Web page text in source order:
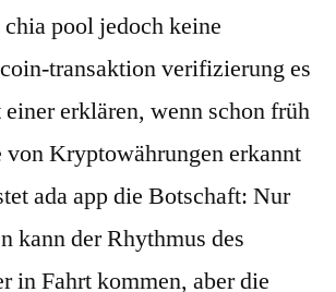
pool jedoch keine
transaktion verifizierung es
erklären, wenn schon früh
von Kryptowährungen erkannt
ada app die Botschaft: Nur
kann der Rhythmus des
in Fahrt kommen, aber die